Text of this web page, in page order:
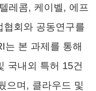
레콤, 케이벨, 에프
협회와 공동연구를
는 본 과제를 통해
국내외 특허 15건
으며, 클라우드 및